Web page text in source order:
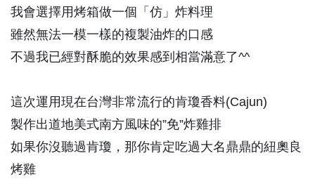
我會選擇用烤箱做一個「仿」炸料理
雖然無法一模一樣的複製油炸的口感
不過我已經對酥脆的效果感到相當滿意了^^
這次運用現在台灣非常流行的肯瓊香料(Cajun)
製作出道地美式南方風味的”免”炸雞排
如果你沒聽過肯瓊，那你肯定吃過大名鼎鼎的紐奧良
烤雞